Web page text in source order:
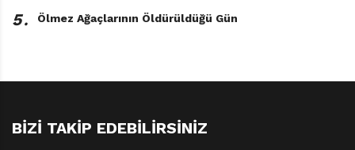
5․ Ölmez Ağaçlarının Öldürüldüğü Gün
BIZI TAKIP EDEBILIRSINIZ